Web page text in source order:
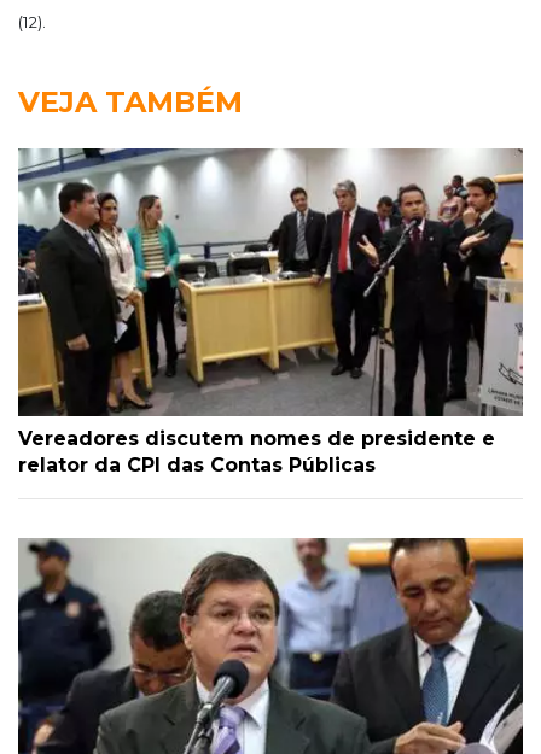
(12).
VEJA TAMBÉM
Vereadores discutem nomes de presidente e
relator da CPI das Contas Públicas